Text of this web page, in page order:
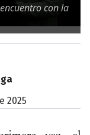
con la
2025